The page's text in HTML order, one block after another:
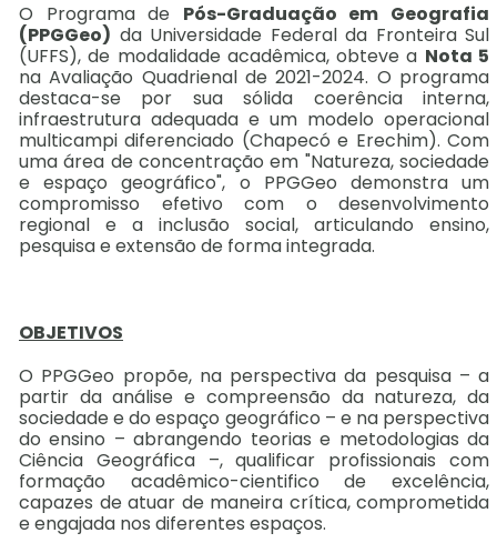
O Programa de Pós-Graduação em Geografia
(PPGGeo) da Universidade Federal da Fronteira Sul
(UFFS), de modalidade acadêmica, obteve a Nota 5
na Avaliação Quadrienal de 2021-2024. O programa
destaca-se por sua sólida coerência interna,
infraestrutura adequada e um modelo operacional
multicampi diferenciado (Chapecó e Erechim). Com
uma área de concentração em "Natureza, sociedade
e espaço geográfico", o PPGGeo demonstra um
compromisso efetivo com o desenvolvimento
regional e a inclusão social, articulando ensino,
pesquisa e extensão de forma integrada.
OBJETIVOS
O PPGGeo propõe, na perspectiva da pesquisa – a
partir da análise e compreensão da natureza, da
sociedade e do espaço geográfico – e na perspectiva
do ensino – abrangendo teorias e metodologias da
Ciência Geográfica –, qualificar profissionais com
formação acadêmico-cientifico de excelência,
capazes de atuar de maneira crítica, comprometida
e engajada nos diferentes espaços.